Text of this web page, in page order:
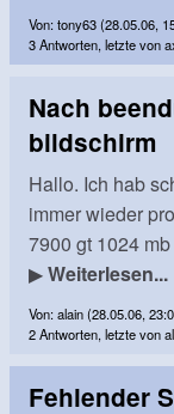
Von: tony63 (28.05.06,
3 Antworten, letzte von
Nach
bildschirm
Hallo. Ich hab
immer wieder
7900 gt 1024
▶Weiterlesen...
Von: alain (28.05.06,
2 Antworten, letzte von
Fehlender